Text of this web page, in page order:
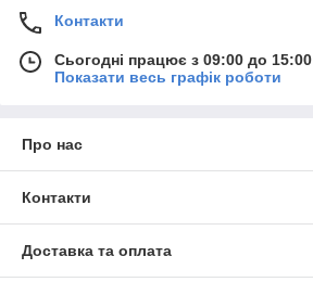
Контакти
Сьогодні працює з 09:00 до 15:00
Показати весь графік роботи
Про нас
Контакти
Доставка та оплата